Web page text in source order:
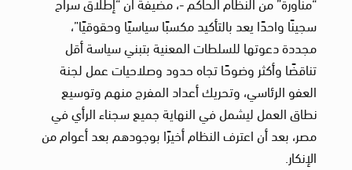
سجينًا واحدًا يعد بالتأكيد مكسبًا سياسيًا وحقوقيًا”،
مجددة دعوتها للسلطات المعنية بتبني سياسة أقل
تناقضًا وأكثر وضوحًا تجاه حدود وصلاحيات عمل لجنة
العفو الرئاسي، وتحريك أعداد المفرج منهم وتوسيع
نطاق العمل ليشمل في النهاية جميع سجناء الرأي في
مصر، بعد أن اعترف النظام أخيرًا بوجودهم بعد أعوام من
الإنكار.